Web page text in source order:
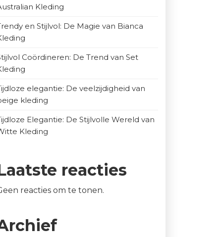
Kleding
en Stijlvol: De Magie van Bianca
Coördineren: De Trend van Set
elegantie: De veelzijdigheid van
kleding
Elegantie: De Stijlvolle Wereld van
Kleding
reacties
reacties om te tonen.